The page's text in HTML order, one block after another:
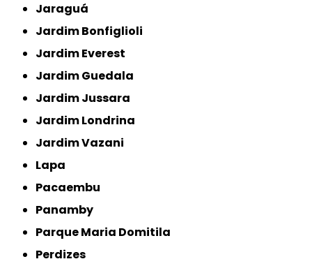
Jaraguá
Jardim Bonfiglioli
Jardim Everest
Jardim Guedala
Jardim Jussara
Jardim Londrina
Jardim Vazani
Lapa
Pacaembu
Panamby
Parque Maria Domitila
Perdizes